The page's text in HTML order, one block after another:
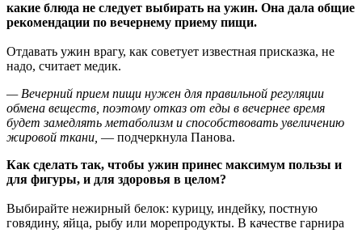
какие блюда не следует выбирать на ужин. Она дала общие
рекомендации по вечернему приему пищи.
Отдавать ужин врагу, как советует известная присказка, не
надо, считает медик.
— Вечерний прием пищи нужен для правильной регуляции
обмена веществ, поэтому отказ от еды в вечернее время
будет замедлять метаболизм и способствовать увеличению
жировой ткани, — подчеркнула Панова.
Как сделать так, чтобы ужин принес максимум пользы и
для фигуры, и для здоровья в целом?
Выбирайте нежирный белок: курицу, индейку, постную
говядину, яйца, рыбу или морепродукты. В качестве гарнира